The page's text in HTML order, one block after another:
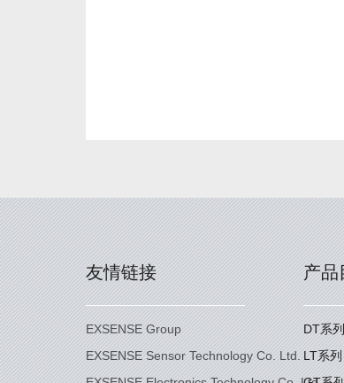
友情链接
EXSENSE Group
EXSENSE Sensor Technology Co. Ltd.
产品
DT系
LT系